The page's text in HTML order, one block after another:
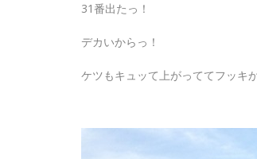
31番出たっ！
デカいからっ！
ケツもキュッて上がっててフッキ